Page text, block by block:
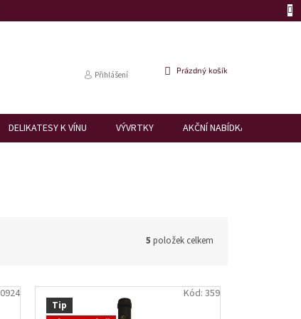
Přihlášení
NÁKUPNÍ
Prázdný košík
DELIKATESY K VÍNU VÝVRTKY AKČNÍ NABÍDKA
5 položek celkem
0924
Tip
Kód: 359